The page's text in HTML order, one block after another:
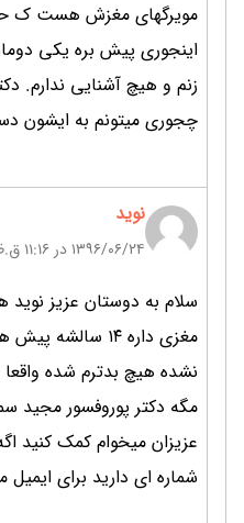
مویرگهای مغزش هست ک
اینجوری پیش بره یکی
زنم و هیچ آشنایی ندارم.
چجوری میتونم به ایشون
نوید
۱۳۹۶/۰۶/۲۴ در 11:16 ق.ظ
سلام به دوستان عزیز
مغزی داره ۱۴
نشده هیچ بدترم شده واقعا
مگه دکتر پوروفسور مجید
عزیزان میخوام کمک کنید
شماره ای دارید برای ایمیل